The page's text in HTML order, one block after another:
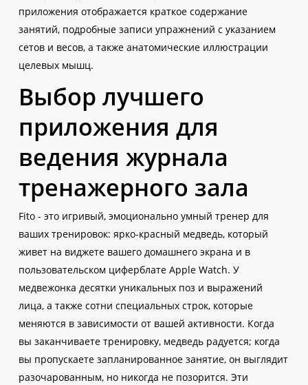
приложения отображается краткое содержание
занятий, подробные записи упражнений с указанием
сетов и весов, а также анатомические иллюстрации
целевых мышц.
Выбор лучшего
приложения для
ведения журнала
тренажерного зала
Fito - это игривый, эмоционально умный тренер для
ваших тренировок: ярко-красный медведь, который
живет на виджете вашего домашнего экрана и в
пользовательском циферблате Apple Watch. У
медвежонка десятки уникальных поз и выражений
лица, а также сотни специальных строк, которые
меняются в зависимости от вашей активности. Когда
вы заканчиваете тренировку, медведь радуется; когда
вы пропускаете запланированное занятие, он выглядит
разочарованным, но никогда не позорится. Эти